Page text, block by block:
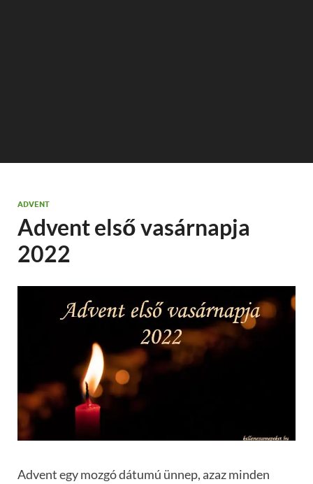
ADVENT
Advent első vasárnapja
2022
Advent egy mozgó dátumú ünnep, azaz minden